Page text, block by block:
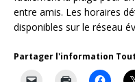
entre amis. Les horaires
disponibles sur le réseau
Partager l'information